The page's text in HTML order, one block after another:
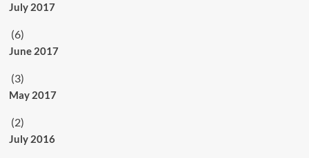
July 2017
(6)
June 2017
(3)
May 2017
(2)
July 2016